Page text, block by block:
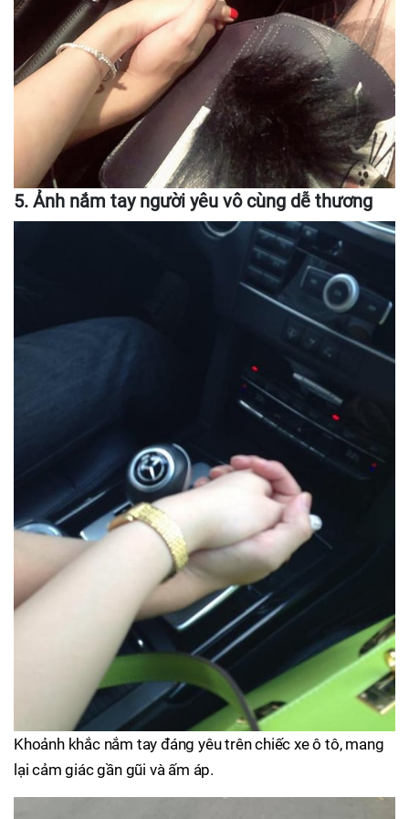
5. Ảnh nắm tay người yêu vô cùng dễ thương
Khoảnh khắc nắm tay đáng yêu trên chiếc xe ô tô, mang
lại cảm giác gần gũi và ấm áp.